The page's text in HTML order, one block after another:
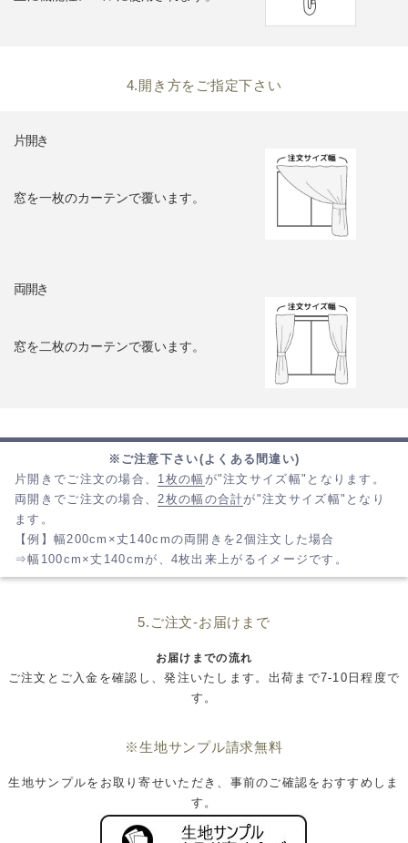
4.開き方をご指定下さい
片開き
窓を一枚のカーテンで覆います。
両開き
窓を二枚のカーテンで覆います。
※ご注意下さい(よくある間違い)
片開きでご注文の場合、 1枚の幅 が"注文サイズ幅"となります。
両開きでご注文の場合、2枚の幅の合計が"注文サイズ幅"となり
ます。
【例】幅200cm×丈140cmの両開きを2個注文した場合
⇒幅100cm×丈140cmが、4枚出来上がるイメージです。
5.ご注文-お届けまで
お届けまでの流れ
ご注文とご入金を確認し、発注いたします。出荷まで7-10日程度で
す。
※生地サンプル請求無料
生地サンプルをお取り寄せいただき、事前のご確認をおすすめしま
す。